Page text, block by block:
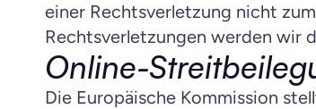
einer Rechtsverletzung nicht
Rechtsverletzungen werden wir
Online-
Die Europäische Kommission